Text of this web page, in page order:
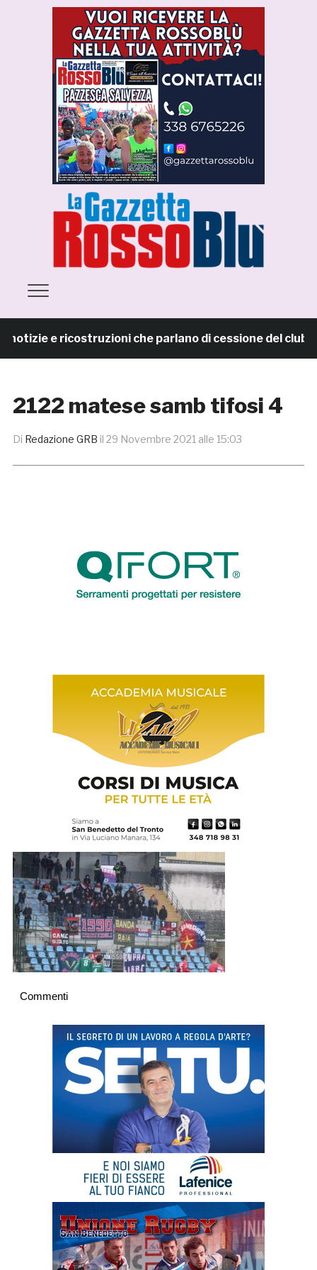
e ricostruzioni che parlano di cessione del club. IL
2122 matese samb tifosi 4
Di Redazione GRB il 29 Novembre 2021 alle 15:03
Commenti